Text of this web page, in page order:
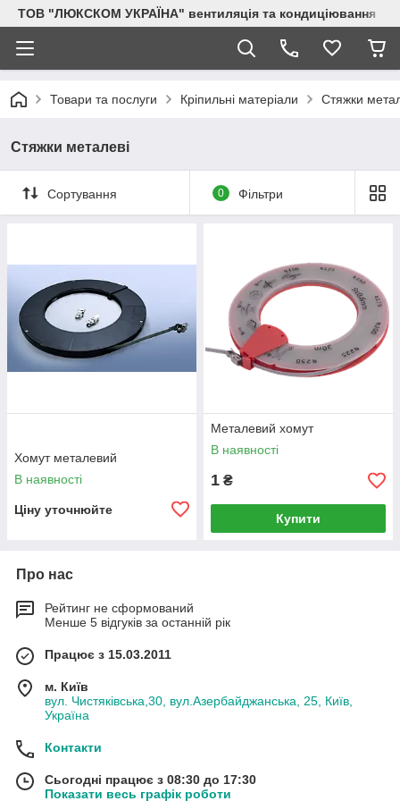
ТОВ "ЛЮКСКОМ УКРАЇНА" вентиляція та кондиціювання
Товари та послуги Кріпильні матеріали Стяжки
Стяжки металеві
Сортування 0 Фільтри
Хомут металевий
В наявності
Ціну уточнюйте
Металевий хомут
В наявності
1 ₴
Купити
Про нас
Рейтинг не сформований
Менше 5 відгуків за останній рік
Працює з 15.03.2011
м. Київ
вул. Чистяківська,30, вул.Азербайджанська, 25, Київ,
Україна
Контакти
Сьогодні працює з 08:30 до 17:30
Показати весь графік роботи